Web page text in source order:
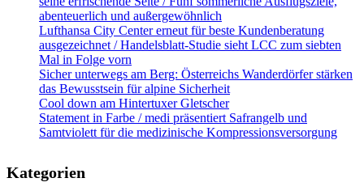
abenteuerlich und außergewöhnlich
Lufthansa City Center erneut für beste Kundenberatung
ausgezeichnet / Handelsblatt-Studie sieht LCC zum siebten
Mal in Folge vorn
Sicher unterwegs am Berg: Österreichs Wanderdörfer stärken
das Bewusstsein für alpine Sicherheit
Cool down am Hintertuxer Gletscher
Statement in Farbe / medi präsentiert Safrangelb und
Samtviolett für die medizinische Kompressionsversorgung
Kategorien